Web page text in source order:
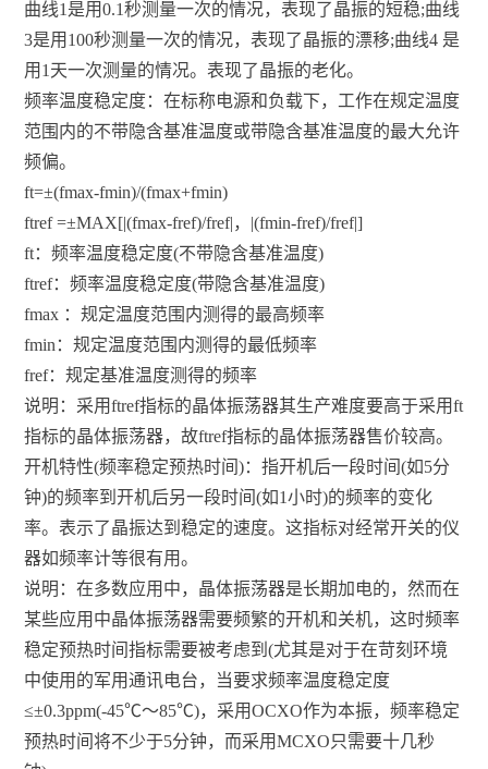
曲线1是用0.1秒测量一次的情况，表现了晶振的短稳;曲线
3是用100秒测量一次的情况，表现了晶振的漂移;曲线4 是
用1天一次测量的情况。表现了晶振的老化。
频率温度稳定度：在标称电源和负载下，工作在规定温度
范围内的不带隐含基准温度或带隐含基准温度的最大允许
频偏。
ft=±(fmax-fmin)/(fmax+fmin)
ftref =±MAX[|(fmax-fref)/fref|，|(fmin-fref)/fref|]
ft：频率温度稳定度(不带隐含基准温度)
ftref：频率温度稳定度(带隐含基准温度)
fmax ：规定温度范围内测得的最高频率
fmin：规定温度范围内测得的最低频率
fref：规定基准温度测得的频率
说明：采用ftref指标的晶体振荡器其生产难度要高于采用ft
指标的晶体振荡器，故ftref指标的晶体振荡器售价较高。
开机特性(频率稳定预热时间)：指开机后一段时间(如5分
钟)的频率到开机后另一段时间(如1小时)的频率的变化
率。表示了晶振达到稳定的速度。这指标对经常开关的仪
器如频率计等很有用。
说明：在多数应用中，晶体振荡器是长期加电的，然而在
某些应用中晶体振荡器需要频繁的开机和关机，这时频率
稳定预热时间指标需要被考虑到(尤其是对于在苛刻环境
中使用的军用通讯电台，当要求频率温度稳定度
≤±0.3ppm(-45℃～85℃)，采用OCXO作为本振，频率稳定
预热时间将不少于5分钟，而采用MCXO只需要十几秒